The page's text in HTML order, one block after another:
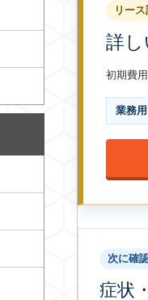
リー
詳
初期費
業務
次に確
症状